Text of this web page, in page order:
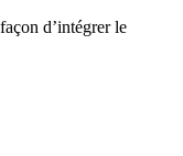
d’intégrer le